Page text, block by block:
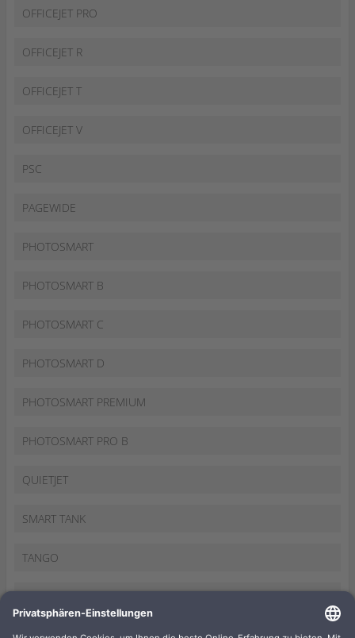
OFFICEJET PRO
OFFICEJET R
OFFICEJET T
OFFICEJET V
PSC
PAGEWIDE
PHOTOSMART
PHOTOSMART B
PHOTOSMART C
PHOTOSMART D
PHOTOSMART PREMIUM
PHOTOSMART PRO B
QUIETJET
SMART TANK
TANGO
THERMAL INKJET